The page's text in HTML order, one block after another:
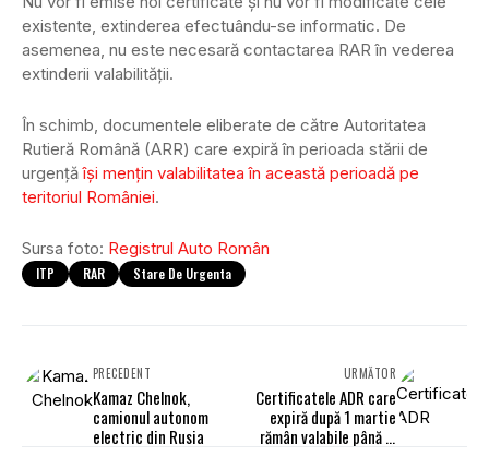
existente, extinderea efectuându-se informatic. De
asemenea, nu este necesară contactarea RAR în vederea
extinderii valabilității.
În schimb, documentele eliberate de către Autoritatea
Rutieră Română (ARR) care expiră în perioada stării de
urgențăîși mențin valabilitatea în această perioadă pe
teritoriul României.
Sursa foto: Registrul Auto Român
ITP RAR Stare De Urgenta
PRECEDENT
Kamaz Chelnok,
camionul autonom
electric din Rusia
URMĂTOR
Certificatele ADR care
expiră după 1 martie
rămân valabile până la